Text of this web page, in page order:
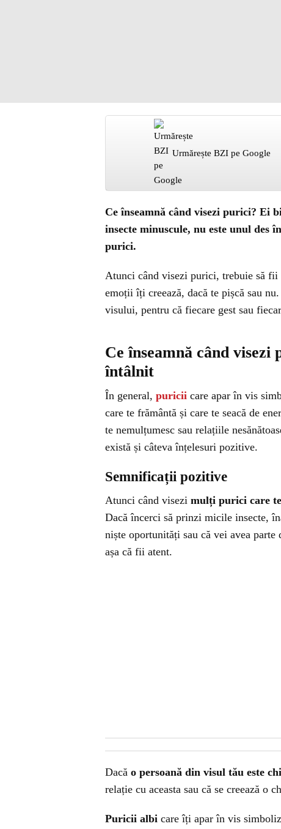
Urmărește BZI pe Google
Ce înseamnă când visezi purici? Ei
insecte minuscule, nu este unul des
purici.
Atunci când visezi purici, trebuie să fii
emoții îți creează, dacă te pișcă sau
visului, pentru că fiecare gest sau
Ce înseamnă când
întâlnit
În general, puricii care apar în vis
care te frământă și care te seacă de
te nemulțumesc sau relațiile
există și câteva înțelesuri pozitive.
Semnificații pozitive
Atunci când visezi mulți purici care
Dacă încerci să prinzi micile insecte,
niște oportunități sau că vei avea
așa că fii atent.
Dacă o persoană din visul tău este
relație cu aceasta sau că se creează o
Puricii albi care îți apar în vis